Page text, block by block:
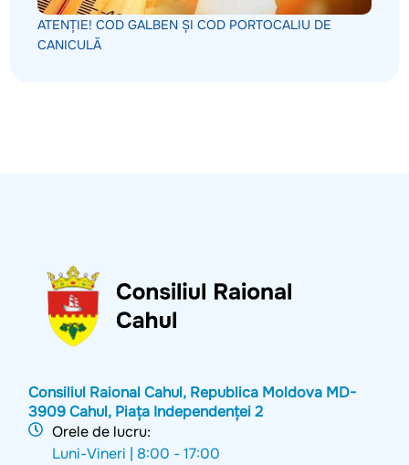
ATENȚIE! COD GALBEN ȘI COD PORTOCALIU DE
CANICULĂ
Consiliul Raional Cahul, Republica Moldova MD-
3909 Cahul, Piața Independenței 2
Orele de lucru:
Luni-Vineri | 8:00 - 17:00